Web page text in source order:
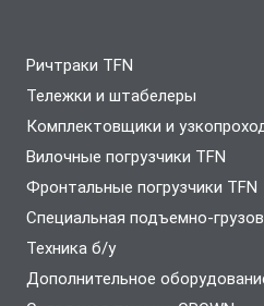
Ричтраки TFN
Тележки и штабелеры
Комплектовщики и
Вилочные погрузчики TFN
Фронтальные погрузчики TFN
Специальная подъемно-
Техника б/у
Дополнительное